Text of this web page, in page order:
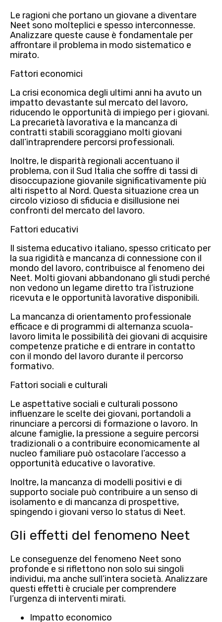
Le ragioni che portano un giovane a diventare
Neet sono molteplici e spesso interconnesse.
Analizzare queste cause è fondamentale per
affrontare il problema in modo sistematico e
mirato.
Fattori economici
La crisi economica degli ultimi anni ha avuto un
impatto devastante sul mercato del lavoro,
riducendo le opportunità di impiego per i giovani.
La precarietà lavorativa e la mancanza di
contratti stabili scoraggiano molti giovani
dall’intraprendere percorsi professionali.
Inoltre, le disparità regionali accentuano il
problema, con il Sud Italia che soffre di tassi di
disoccupazione giovanile significativamente più
alti rispetto al Nord. Questa situazione crea un
circolo vizioso di sfiducia e disillusione nei
confronti del mercato del lavoro.
Fattori educativi
Il sistema educativo italiano, spesso criticato per
la sua rigidità e mancanza di connessione con il
mondo del lavoro, contribuisce al fenomeno dei
Neet. Molti giovani abbandonano gli studi perché
non vedono un legame diretto tra l’istruzione
ricevuta e le opportunità lavorative disponibili.
La mancanza di orientamento professionale
efficace e di programmi di alternanza scuola-
lavoro limita le possibilità dei giovani di acquisire
competenze pratiche e di entrare in contatto
con il mondo del lavoro durante il percorso
formativo.
Fattori sociali e culturali
Le aspettative sociali e culturali possono
influenzare le scelte dei giovani, portandoli a
rinunciare a percorsi di formazione o lavoro. In
alcune famiglie, la pressione a seguire percorsi
tradizionali o a contribuire economicamente al
nucleo familiare può ostacolare l’accesso a
opportunità educative o lavorative.
Inoltre, la mancanza di modelli positivi e di
supporto sociale può contribuire a un senso di
isolamento e di mancanza di prospettive,
spingendo i giovani verso lo status di Neet.
Gli effetti del fenomeno Neet
Le conseguenze del fenomeno Neet sono
profonde e si riflettono non solo sui singoli
individui, ma anche sull’intera società. Analizzare
questi effetti è cruciale percomprendere
l’urgenza di interventi mirati.
Impatto economico